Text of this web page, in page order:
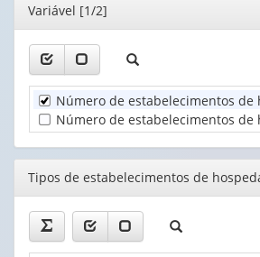
valor):
Unidade
Territorial
(1)
valor):
Categorias
dos
estabelecimentos
de
ho...
Editor
Variável [1/2]
Número de estabelecimentos de
Número de estabelecimentos
Editor
Tipos de estabelecimentos de